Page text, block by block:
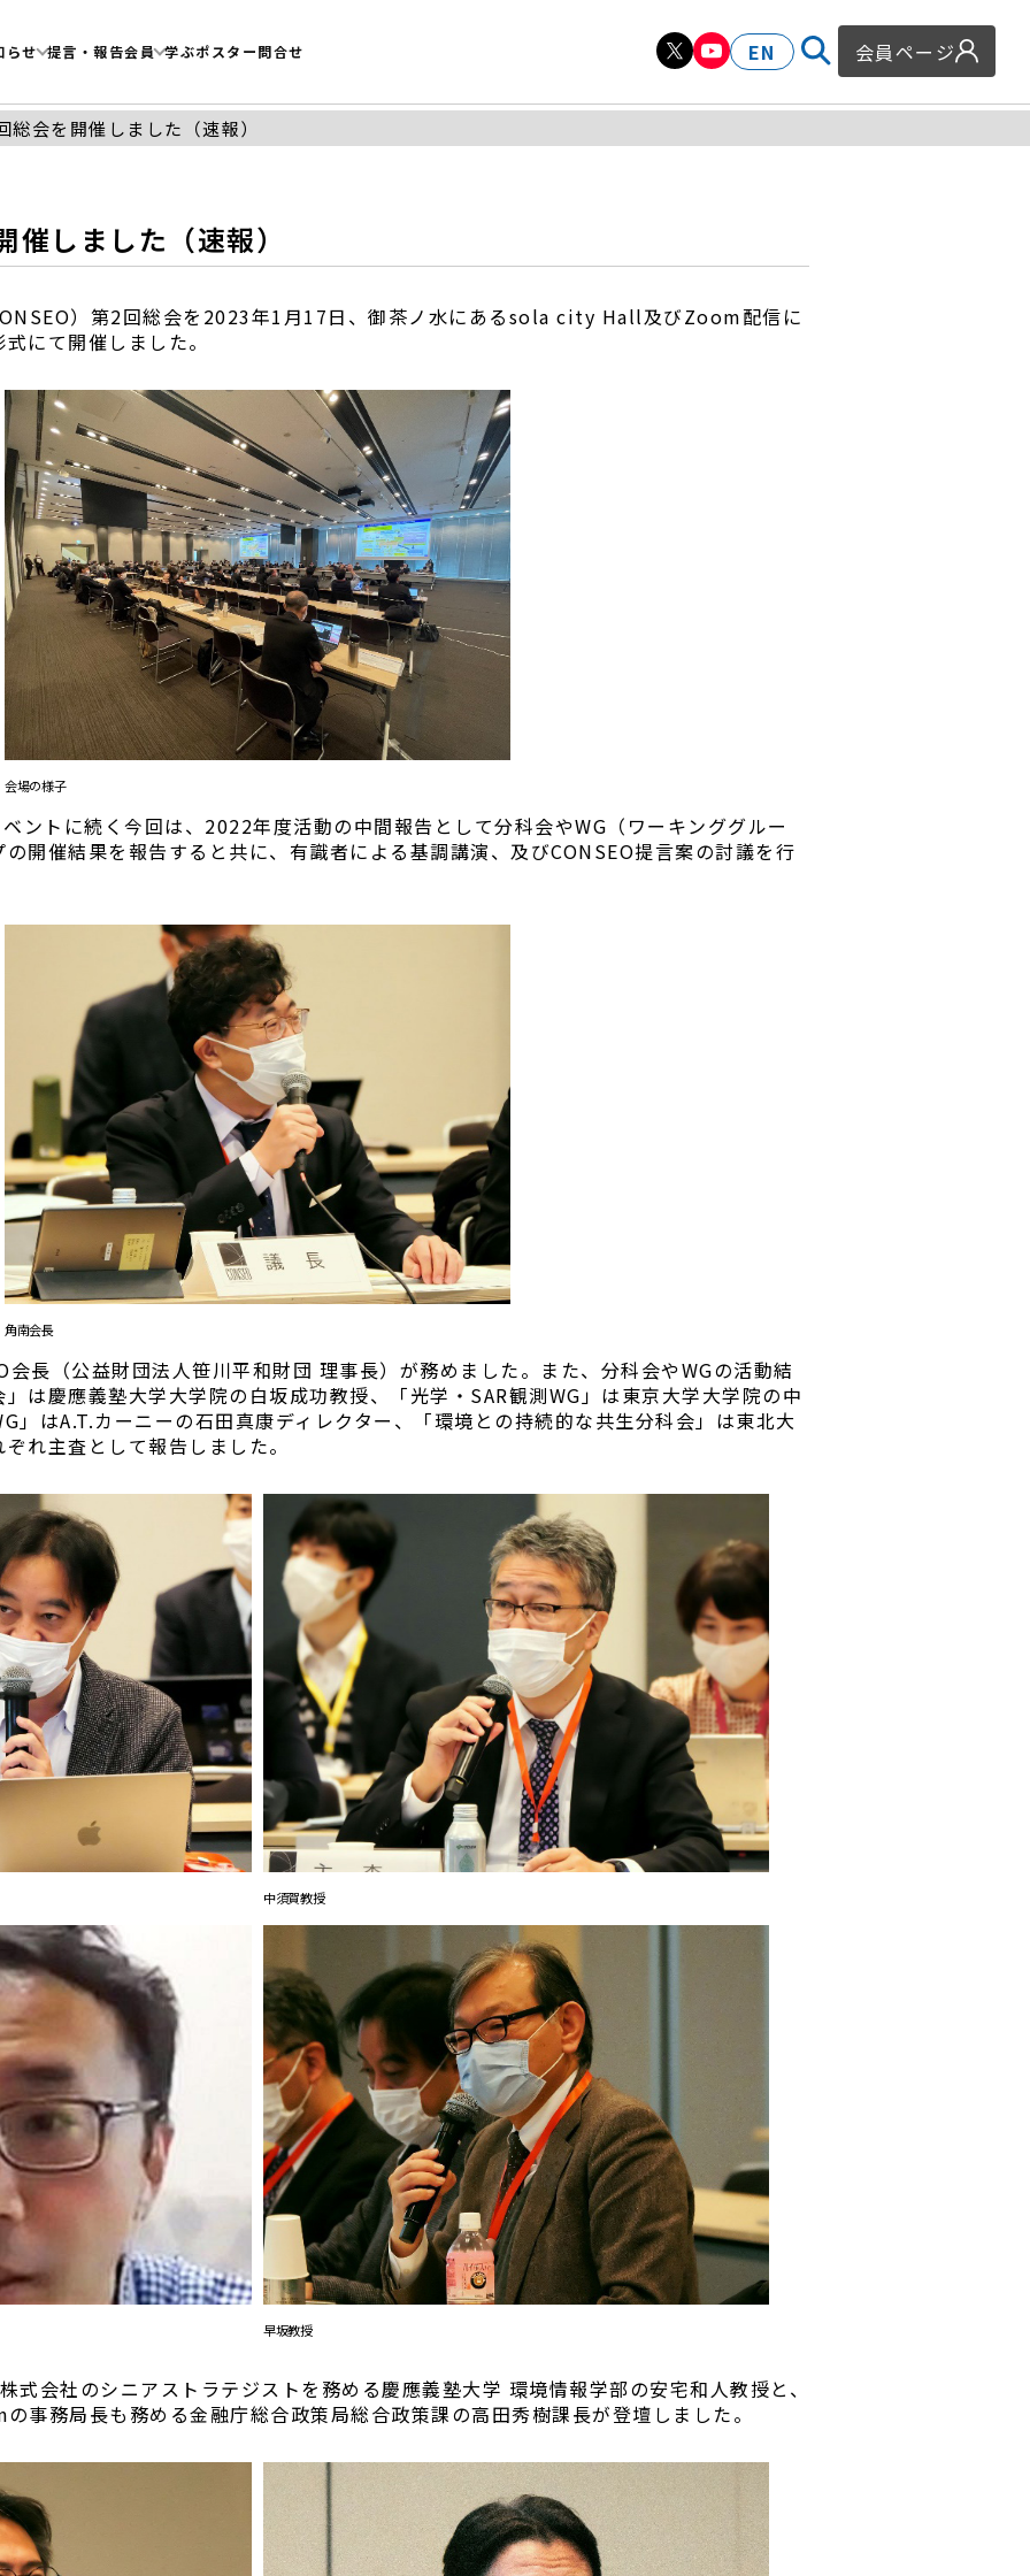
らせ 提言・報告会員 学ぶポスター問合せ EN 会員ページ
総会を開催しました（速報）
しました（速報）
）第2回総会を2023年1月17日、御茶ノ水にあるsola city Hall及びZoom配信に
にて開催しました。
会場の様子
ントに続く今回は、2022年度活動の中間報告として分科会やWG（ワーキンググルー
開催結果を報告すると共に、有識者による基調講演、及びCONSEO提言案の討議を行
角南会長
長（公益財団法人笹川平和財団 理事長）が務めました。また、分科会やWGの活動結
は慶應義塾大学大学院の白坂成功教授、「光学・SAR観測WG」は東京大学大学院の中
」はA.T.カーニーの石田真康ディレクター、「環境との持続的な共生分科会」は東北大
れ主査として報告しました。
中須賀教授
早坂教授
式会社のシニアストラテジストを務める慶應義塾大学 環境情報学部の安宅和人教授と、
務局長も務める金融庁総合政策局総合政策課の高田秀樹課長が登壇しました。